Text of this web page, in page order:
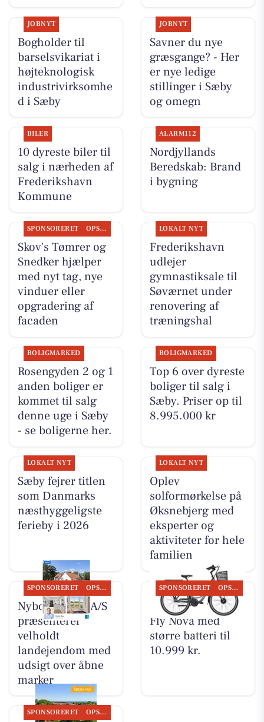
JOBNYT
Bogholder til
barselsvikariat i
højteknologisk
industrivirksomhe
d i Sæby
JOBNYT
Savner du nye
græsgange? - Her
er nye ledige
stillinger i Sæby
og omegn
BILER
10 dyreste biler til
salg i nærheden af
Frederikshavn
Kommune
ALARM112
Nordjyllands
Beredskab: Brand
i bygning
SPONSORERET OPSLAGSTAVLEN
Skov's Tømrer og
Snedker hjælper
med nyt tag, nye
vinduer eller
opgradering af
facaden
LOKALT NYT
Frederikshavn
udlejer
gymnastiksale til
Søværnet under
renovering af
træningshal
BOLIGMARKED
Rosengyden 2 og 1
anden boliger er
kommet til salg
denne uge i Sæby
- se boligerne her.
BOLIGMARKED
Top 6 over dyreste
boliger til salg i
Sæby. Priser op til
8.995.000 kr
LOKALT NYT
Sæby fejrer titlen
som Danmarks
næsthyggeligste
ferieby i 2026
LOKALT NYT
Oplev
solformørkelse på
Øksnebjerg med
eksperter og
aktiviteter for hele
familien
SPONSORERET OPSLAGSTAVLEN
Nybolig Sæby A/S
præsenterer
velholdt
landejendom med
udsigt over åbne
marker
SPONSORERET OPSLAGSTAVLEN
Sæby cykler har E-
Fly Nova med
større batteri til
10.999 kr.
SPONSORERET OPSLAGSTAVLEN